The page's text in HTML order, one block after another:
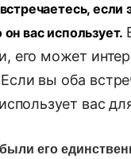
вас использует.
его может
вы оба
вас
его